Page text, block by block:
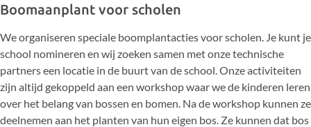
Boomaanplant voor scholen
We organiseren speciale boomplantacties voor scholen. Je kunt je
school nomineren en wij zoeken samen met onze technische
partners een locatie in de buurt van de school. Onze activiteiten
zijn altijd gekoppeld aan een workshop waar we de kinderen leren
over het belang van bossen en bomen. Na de workshop kunnen ze
deelnemen aan het planten van hun eigen bos. Ze kunnen dat bos